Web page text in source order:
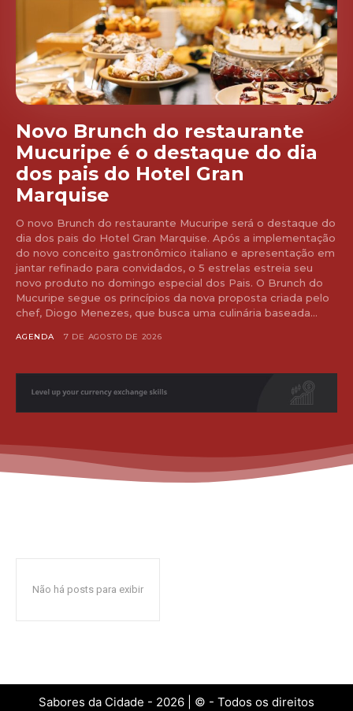
Novo Brunch do restaurante
Mucuripe é o destaque do dia
dos pais do Hotel Gran
Marquise
O novo Brunch do restaurante Mucuripe será o destaque do
dia dos pais do Hotel Gran Marquise. Após a implementação
do novo conceito gastronômico italiano e apresentação em
jantar refinado para convidados, o 5 estrelas estreia seu
novo produto no domingo especial dos Pais. O Brunch do
Mucuripe segue os princípios da nova proposta criada pelo
chef, Diogo Menezes, que busca uma culinária baseada...
AGENDA 7 DE AGOSTO DE 2026
Não há posts para exibir
Sabores da Cidade - 2026 | © - Todos os direitos